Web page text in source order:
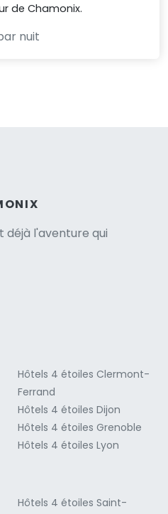
de Chamonix.
nuit
déjà l'aventure qui
Hôtels 4 étoiles Clermont-
Ferrand
Hôtels 4 étoiles Dijon
Hôtels 4 étoiles Grenoble
Hôtels 4 étoiles Lyon
Hôtels 4 étoiles Saint-